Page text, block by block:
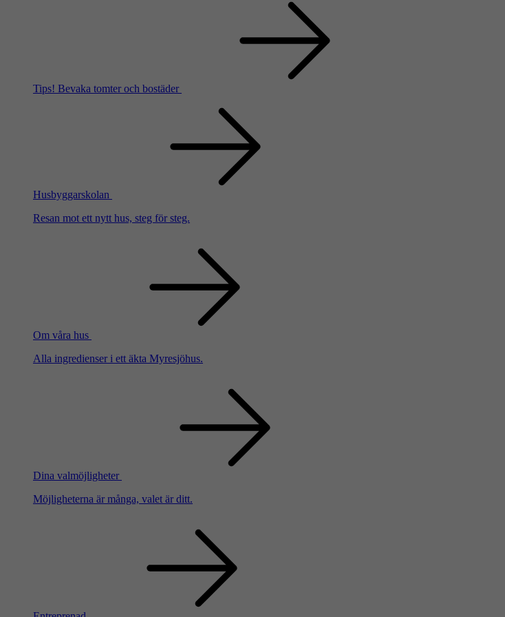
Tips! Bevaka tomter och bostäder
Husbyggarskolan
Resan mot ett nytt hus, steg för steg.
Om våra hus
Alla ingredienser i ett äkta Myresjöhus.
Dina valmöjligheter
Möjligheterna är många, valet är ditt.